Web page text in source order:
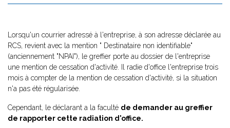
Lorsqu'un courrier adressé à l'entreprise, à son adresse déclarée au
RCS, revient avec la mention " Destinataire non identifiable"
(anciennement "NPAI"), le greffier porte au dossier de l'entreprise
une mention de cessation d'activité. Il radie d'office l'entreprise trois
mois à compter de la mention de cessation d'activité, si la situation
n'a pas été régularisée.
Cependant, le déclarant a la faculté de demander au greffier
de rapporter cette radiation d'office.